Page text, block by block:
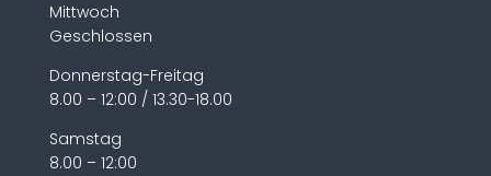
Mittwoch
Geschlossen
Donnerstag-Freitag
8.00 – 12:00 / 13.30-18.00
Samstag
8.00 – 12:00